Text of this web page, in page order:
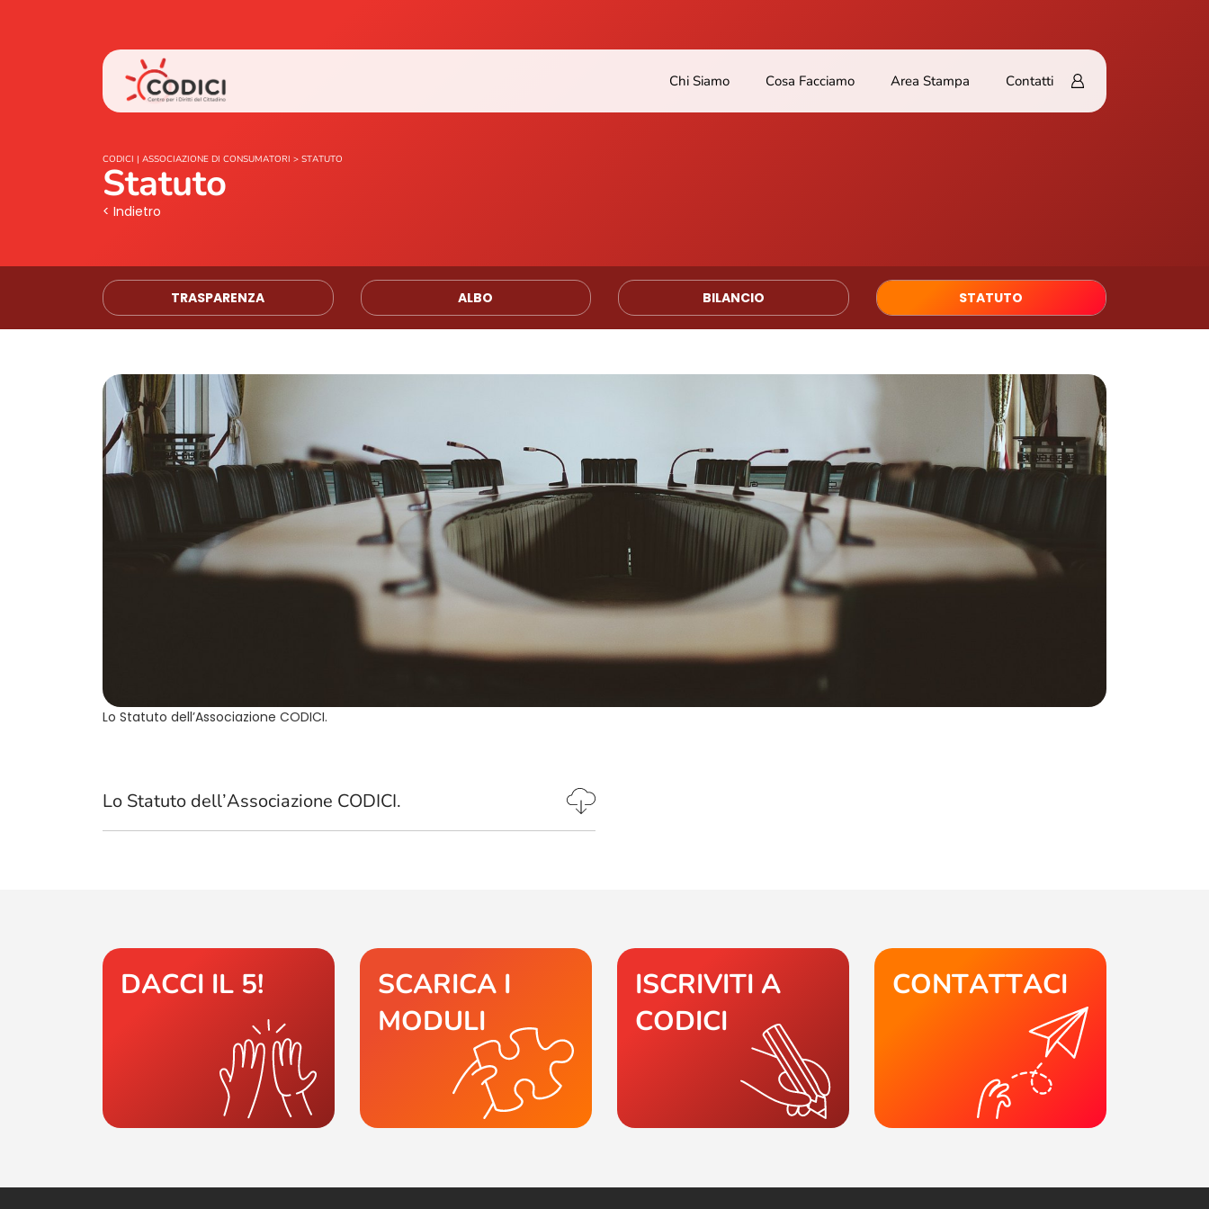
Chi Siamo Cosa Facciamo Area Stampa Contatti
CODICI | ASSOCIAZIONE DI CONSUMATORI > STATUTO
Statuto
< Indietro
TRASPARENZA ALBO BILANCIO STATUTO
Lo Statuto dell’Associazione CODICI.
Lo Statuto dell’Associazione CODICI.
DACCI IL 5!
SCARICA I
MODULI
ISCRIVITI A
CODICI
CONTATTACI